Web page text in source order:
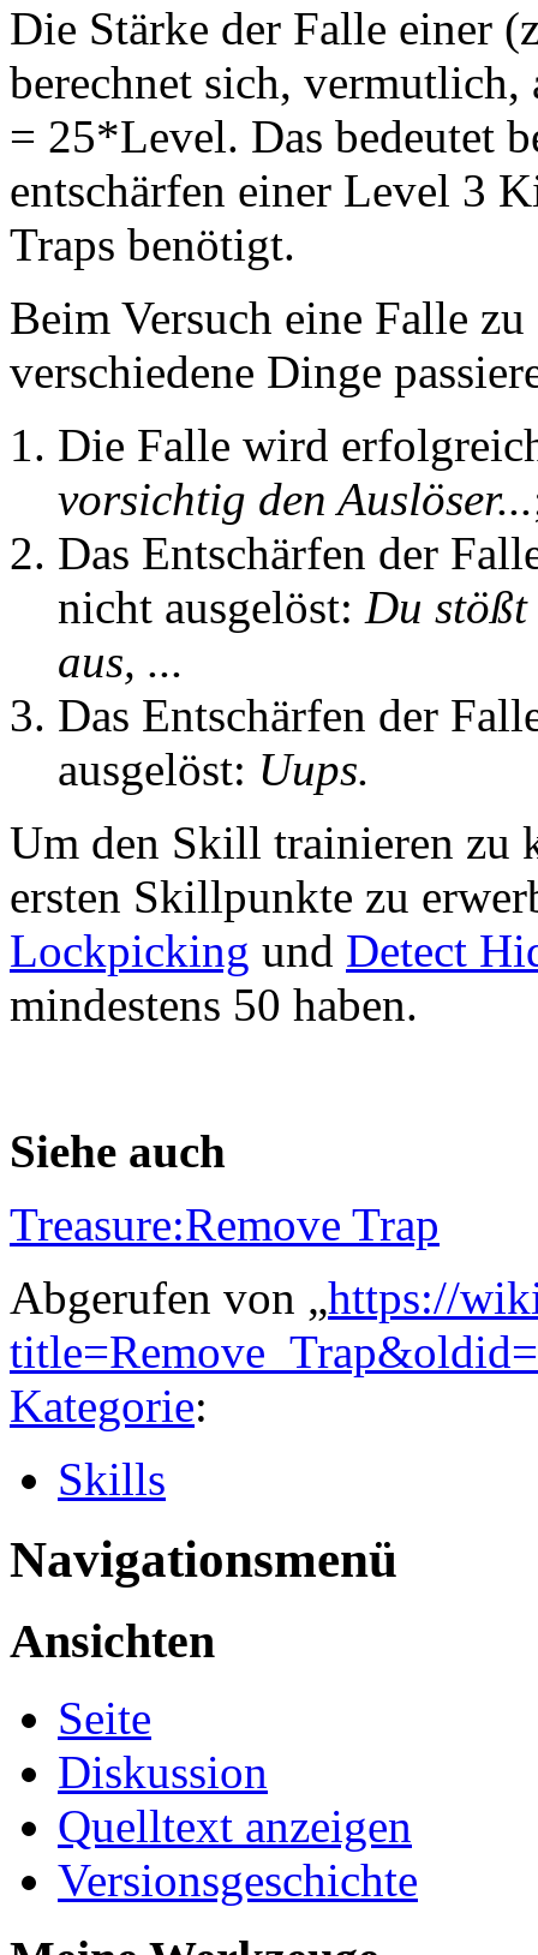
Die Stärke der Falle einer
berechnet sich,
= 25*Level. Das bedeutet
entschärfen einer Level 3
Traps benötigt.
Beim Versuch eine Falle
verschiedene Dinge
Die Falle wird
vorsichtig den Auslöser...
Das Entschärfen der
nicht ausgelöst: Du stößt
aus, ...
Das Entschärfen der
ausgelöst: Uups.
Um den Skill trainieren zu
ersten Skillpunkte zu
Lockpicking und Detect
mindestens 50 haben.
Siehe auch
Treasure:Remove Trap
Abgerufen von „https://
Kategorie:
Skills
Navigationsmenü
Ansichten
Seite
Diskussion
Quelltext anzeigen
Versionsgeschichte